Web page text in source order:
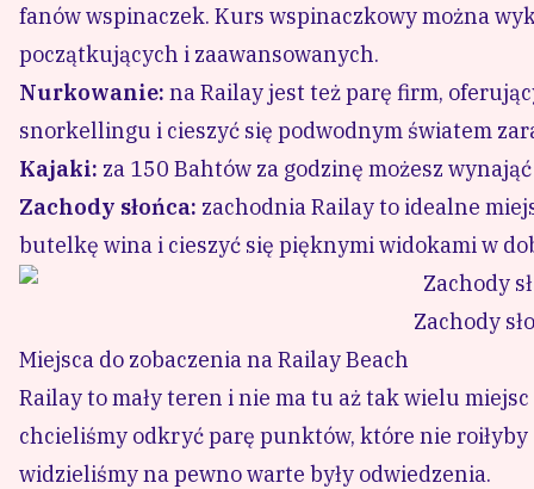
fanów wspinaczek. Kurs wspinaczkowy można
początkujących i zaawansowanych.
Nurkowanie: na Railay jest też parę firm,
snorkellingu i cieszyć się podwodnym światem
Kajaki: za 150 Bahtów za godzinę możesz
Zachody słońca: zachodnia Railay to idealne
butelkę wina i cieszyć się pięknymi widokami w
Zachody
Miejsca do zobaczenia na Railay Beach
Railay to mały teren i nie ma tu aż tak wielu
chcieliśmy odkryć parę punktów, które nie roiłyby
widzieliśmy na pewno warte były odwiedzenia.